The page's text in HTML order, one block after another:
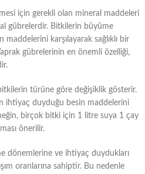
için gerekli olan mineral maddeleri
gübrelerdir. Bitkilerin büyüme
karşılayarak sağlıklı bir
gübrelerinin en önemli özelliği,
türüne göre değişiklik gösterir.
ihtiyaç duyduğu besin maddelerini
birçok bitki için 1 litre suya 1 çay
önerilir.
dönemlerine ve ihtiyaç duydukları
oranlarına sahiptir. Bu nedenle